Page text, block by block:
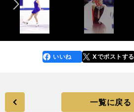
faceboo
k
いいね Xでポストする
line
一覧に戻る